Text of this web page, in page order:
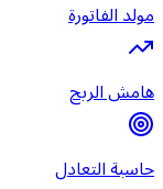
مولد الفاتورة
هامش الربح
حاسبة التعادل